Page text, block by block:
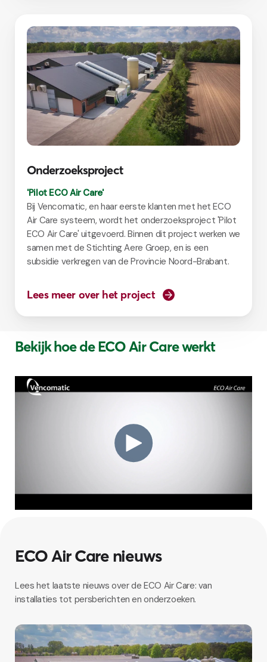
Onderzoeksproject
'Pilot ECO Air Care'
Bij Vencomatic, en haar eerste klanten met het ECO
Air Care systeem, wordt het onderzoeksproject 'Pilot
ECO Air Care' uitgevoerd. Binnen dit project werken we
samen met de Stichting Aere Groep, en is een
subsidie verkregen van de Provincie Noord-Brabant.
Lees meer over het project
Bekijk hoe de ECO Air Care werkt
ECO Air Care nieuws
Lees het laatste nieuws over de ECO Air Care: van
installaties tot persberichten en onderzoeken.